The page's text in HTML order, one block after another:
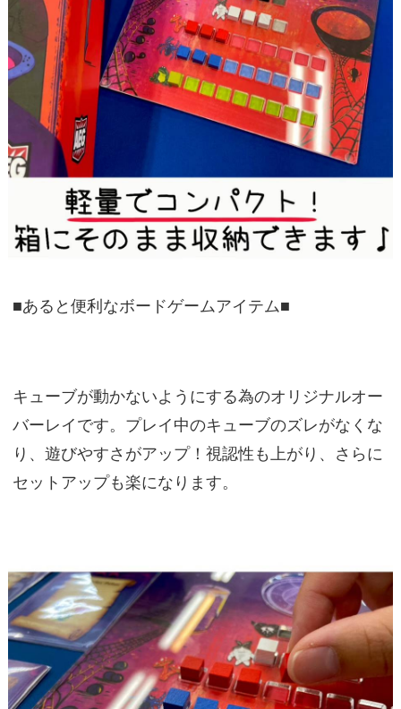
■あると便利なボードゲームアイテム■
キューブが動かないようにする為のオリジナルオー
バーレイです。プレイ中のキューブのズレがなくな
り、遊びやすさがアップ！視認性も上がり、さらに
セットアップも楽になります。